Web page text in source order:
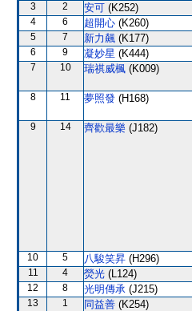
3 2 安可 (K252)
4 6 超開心 (K260)
5 7 新力飆 (K177)
6 9 凝妙星 (K444)
7 10 瑞祺威楓 (K009)
8 11 夢照發 (H168)
9 14 齊歡最樂 (J182)
10 5 八駿笑昇 (H296)
11 4 熒光 (L124)
12 8 光明傳承 (J215)
13 1 同益善 (K254)